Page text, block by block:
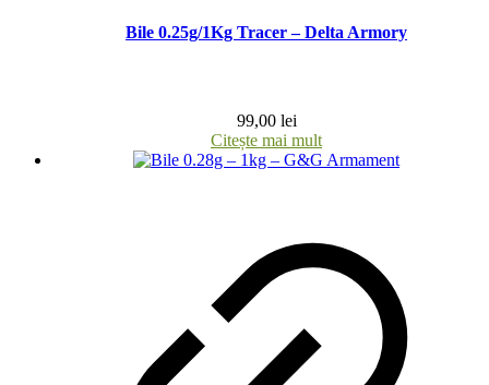
Bile 0.25g/1Kg Tracer – Delta Armory
99,00 lei
Citește mai mult